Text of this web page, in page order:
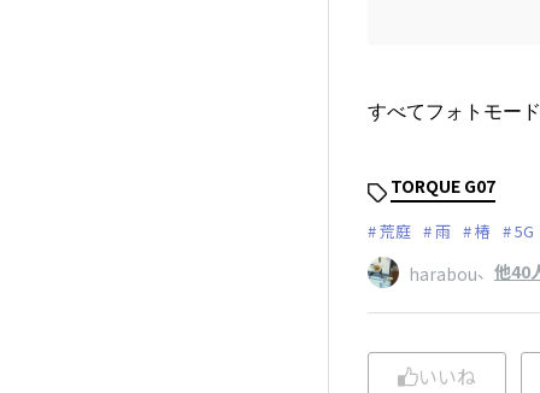
すべてフォトモー
TORQUE G07
荒庭 雨 椿 5G
harabou、 他40
いいね